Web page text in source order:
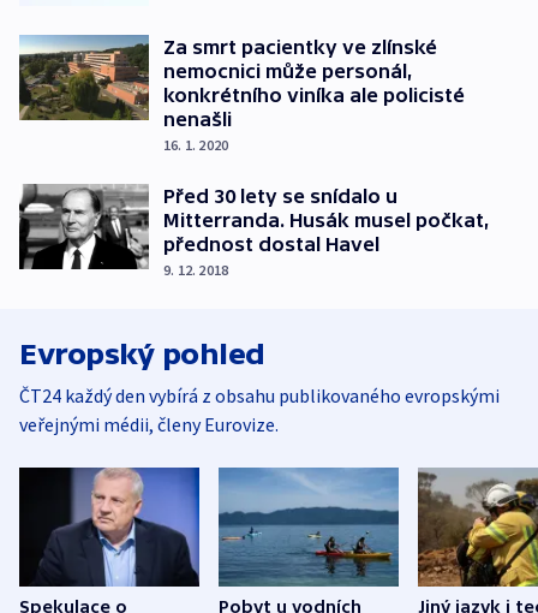
Za smrt pacientky ve zlínské
nemocnici může personál,
konkrétního viníka ale policisté
nenašli
16. 1. 2020
Před 30 lety se snídalo u
Mitterranda. Husák musel počkat,
přednost dostal Havel
9. 12. 2018
Evropský pohled
ČT24 každý den vybírá z obsahu publikovaného evropskými
veřejnými médii, členy Eurovize.
Spekulace o
Pobyt u vodních
Jiný jazyk i